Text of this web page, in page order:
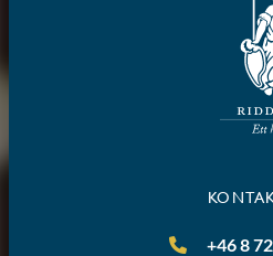
+46 8